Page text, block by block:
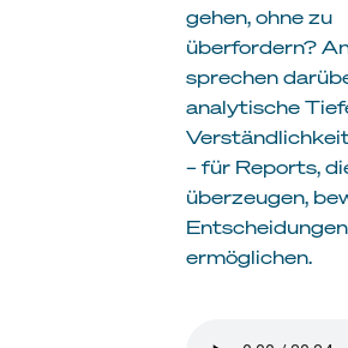
gehen, ohne zu
überfordern?
sprechen
analytische
– für Reports,
überzeugen,
Entscheidungen
ermöglichen.